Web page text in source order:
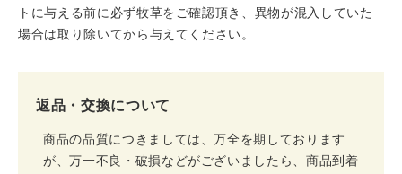
トに与える前に必ず牧草をご確認頂き、異物が混入していた
場合は取り除いてから与えてください。
返品・交換について
商品の品質につきましては、万全を期しております
が、万一不良・破損などがございましたら、商品到着